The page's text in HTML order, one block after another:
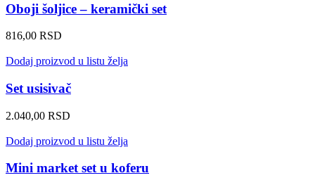
Oboji šoljice – keramički set
816,00 RSD
Dodaj proizvod u listu želja
Set usisivač
2.040,00 RSD
Dodaj proizvod u listu želja
Mini market set u koferu